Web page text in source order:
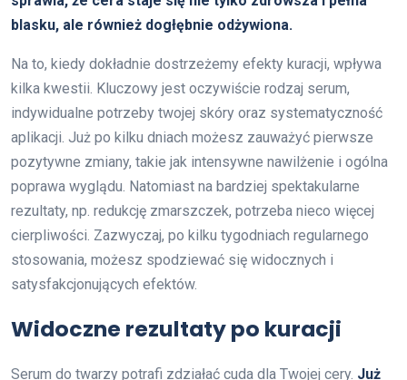
blasku, ale również dogłębnie odżywiona.
Na to, kiedy dokładnie dostrzeżemy efekty kuracji, wpływa
kilka kwestii. Kluczowy jest oczywiście rodzaj serum,
indywidualne potrzeby twojej skóry oraz systematyczność
aplikacji. Już po kilku dniach możesz zauważyć pierwsze
pozytywne zmiany, takie jak intensywne nawilżenie i ogólna
poprawa wyglądu. Natomiast na bardziej spektakularne
rezultaty, np. redukcję zmarszczek, potrzeba nieco więcej
cierpliwości. Zazwyczaj, po kilku tygodniach regularnego
stosowania, możesz spodziewać się widocznych i
satysfakcjonujących efektów.
Widoczne rezultaty po kuracji
Serum do twarzy potrafi zdziałać cuda dla Twojej cery. Już